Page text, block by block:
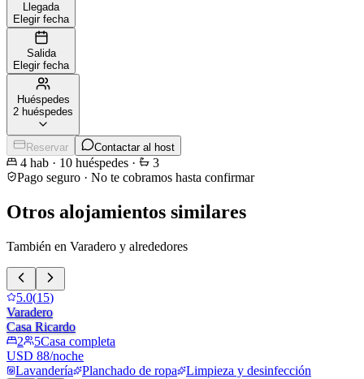
Llegada
Elegir fecha
Salida
Elegir fecha
Huéspedes
2 huéspedes
Reservar Contactar al host
4 hab · 10 huéspedes ·
3
Pago seguro · No te cobramos hasta confirmar
Otros alojamientos similares
También en Varadero y alrededores
5.0(15)
Varadero
Casa Ricardo
2
5Casa completa
USD 88/noche
Lavandería
Planchado de ropa Limpieza y desinfección